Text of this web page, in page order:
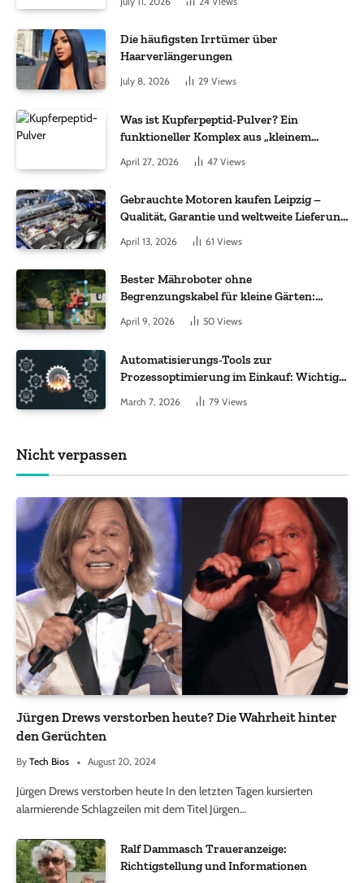
Die häufigsten Irrtümer über
Haarverlängerungen
July 8, 2026 29 Views
Was ist Kupferpeptid-Pulver? Ein
funktioneller Komplex aus „kleinem
Molekül + Metall“
April 27, 2026 47 Views
Gebrauchte Motoren kaufen Leipzig –
Qualität, Garantie und weltweite Lieferung
April 13, 2026 61 Views
Bester Mähroboter ohne
Begrenzungskabel für kleine Gärten:
Worauf es bei 200 bis 500 m² wirklich
ankommt
April 9, 2026 50 Views
Automatisierungs-Tools zur
Prozessoptimierung im Einkauf: Wichtige
Funktionen, auf die Sie achten sollten
March 7, 2026 79 Views
Nicht verpassen
Jürgen Drews verstorben heute? Die Wahrheit hinter
den Gerüchten
By Tech Bios August 20, 2024
Jürgen Drews verstorben heute In den letzten Tagen kursierten
alarmierende Schlagzeilen mit dem Titel Jürgen…
Ralf Dammasch Traueranzeige:
Richtigstellung und Informationen